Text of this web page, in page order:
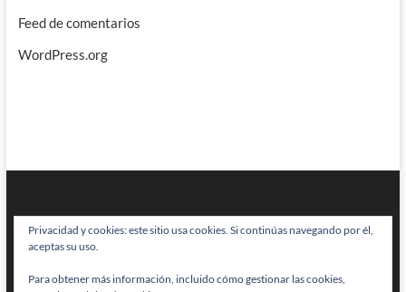
Feed de comentarios
WordPress.org
BRAINSTOMPING| Diseñado por:Theme Freesia|WordPress| © Todos
Privacidad y cookies: este sitio usa cookies. Si continúas navegando por él,
aceptas su uso.
Para obtener más información, incluido cómo gestionar las cookies,